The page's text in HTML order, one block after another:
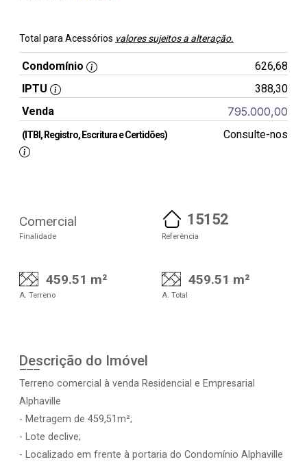
Total para Acessórios valores sujeitos a alteração.
Condomínio
626,68
IPTU
388,30
Venda
795.000,00
(ITBI, Registro, Escritura e Certidões) Consulte-nos
Comercial
Finalidade
15152
Referência
459.51 m²
A. Terreno
459.51 m²
A. Total
Descrição do Imóvel
Terreno comercial à venda Residencial e Empresarial
Alphaville
- Metragem de 459,51m²;
- Lote declive;
- Localizado em frente à portaria do Condomínio Alphaville